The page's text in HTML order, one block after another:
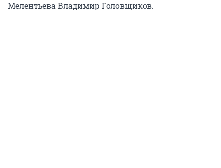
Мелентьева Владимир Головщиков.